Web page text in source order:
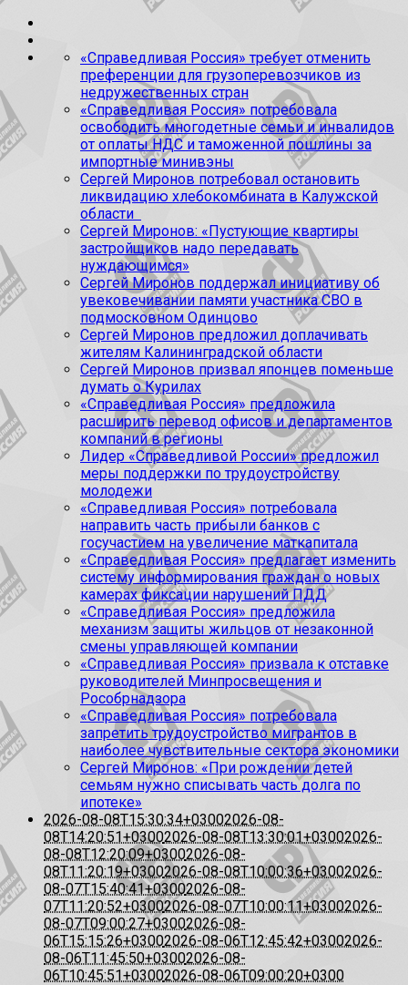
«Справедливая Россия» требует отменить
преференции для грузоперевозчиков из
недружественных стран
«Справедливая Россия» потребовала
освободить многодетные семьи и инвалидов
от оплаты НДС и таможенной пошлины за
импортные минивэны
Сергей Миронов потребовал остановить
ликвидацию хлебокомбината в Калужской
области
Сергей Миронов: «Пустующие квартиры
застройщиков надо передавать
нуждающимся»
Сергей Миронов поддержал инициативу об
увековечивании памяти участника СВО в
подмосковном Одинцово
Сергей Миронов предложил доплачивать
жителям Калининградской области
Сергей Миронов призвал японцев поменьше
думать о Курилах
«Справедливая Россия» предложила
расширить перевод офисов и департаментов
компаний в регионы
Лидер «Справедливой России» предложил
меры поддержки по трудоустройству
молодежи
«Справедливая Россия» потребовала
направить часть прибыли банков с
госучастием на увеличение маткапитала
«Справедливая Россия» предлагает изменить
систему информирования граждан о новых
камерах фиксации нарушений ПДД
«Справедливая Россия» предложила
механизм защиты жильцов от незаконной
смены управляющей компании
«Справедливая Россия» призвала к отставке
руководителей Минпросвещения и
Рособрнадзора
«Справедливая Россия» потребовала
запретить трудоустройство мигрантов в
наиболее чувствительные сектора экономики
Сергей Миронов: «При рождении детей
семьям нужно списывать часть долга по
ипотеке»
2026-08-08T15:30:34+03002026-08-
08T14:20:51+03002026-08-08T13:30:01+03002026-
08-08T12:20:09+03002026-08-
08T11:20:19+03002026-08-08T10:00:36+03002026-
08-07T15:40:41+03002026-08-
07T11:20:52+03002026-08-07T10:00:11+03002026-
08-07T09:00:27+03002026-08-
06T15:15:26+03002026-08-06T12:45:42+03002026-
08-06T11:45:50+03002026-08-
06T10:45:51+03002026-08-06T09:00:20+0300